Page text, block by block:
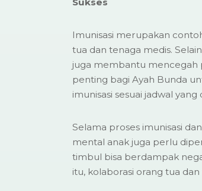
Imunisasi merupakan
tua dan tenaga medis.
juga membantu mencegah
penting bagi Ayah Bunda
imunisasi sesuai jadwal
Selama proses imunisasi
mental anak juga perlu
timbul bisa berdampak
itu, kolaborasi orang tua